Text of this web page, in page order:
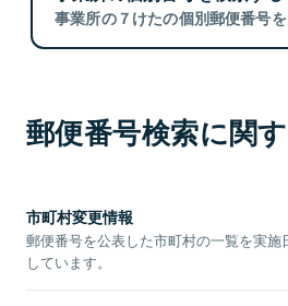
事業所の７けたの個別郵便番号を
郵便番号検索に関
市町村変更情報
郵便番号を公表した市町村の一覧を実施
しています。